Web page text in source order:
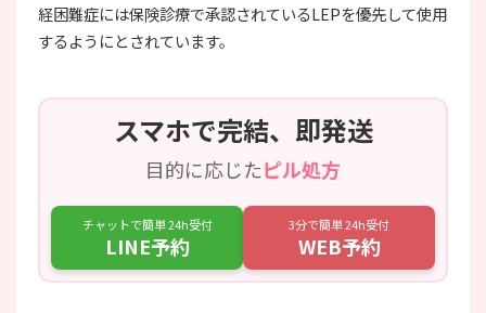
経困難症には保険診療で承認されているLEPを優先して使用
するようにとされています。
スマホで完結、即発送
目的に応じたピル処方
チャットで簡単 24h受付
LINE予約
3分で簡単 24h受付
WEB予約